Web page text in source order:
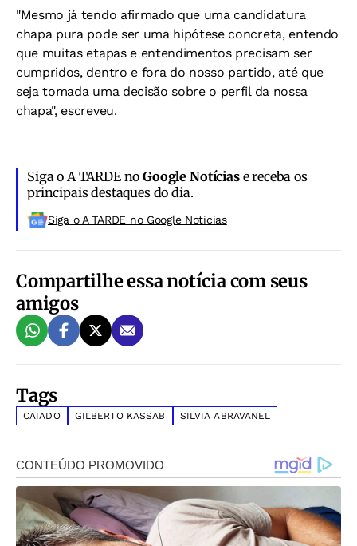
"Mesmo já tendo afirmado que uma candidatura
chapa pura pode ser uma hipótese concreta, entendo
que muitas etapas e entendimentos precisam ser
cumpridos, dentro e fora do nosso partido, até que
seja tomada uma decisão sobre o perfil da nossa
chapa", escreveu.
Siga o A TARDE noGoogle Notíciase receba os
principais destaques do dia.
Siga o A TARDE no Google Noticias
Compartilhe essa notícia com seus
amigos
Tags
CAIADO GILBERTO KASSAB SILVIA ABRAVANEL